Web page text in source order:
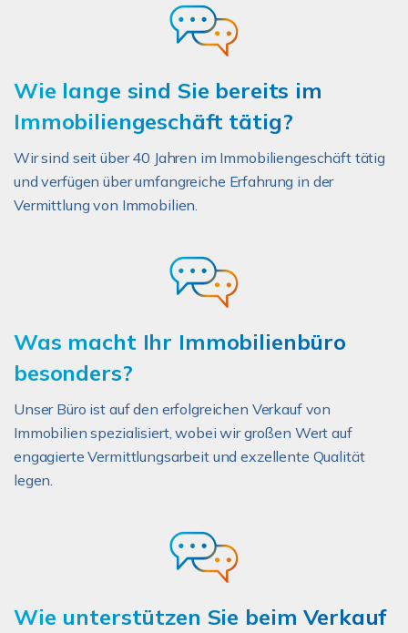
Wie lange sind Sie bereits im
Immobiliengeschäft tätig?
Wir sind seit über 40 Jahren im Immobiliengeschäft tätig
und verfügen über umfangreiche Erfahrung in der
Vermittlung von Immobilien.
Was macht Ihr Immobilienbüro
besonders?
Unser Büro ist auf den erfolgreichen Verkauf von
Immobilien spezialisiert, wobei wir großen Wert auf
engagierte Vermittlungsarbeit und exzellente Qualität
legen.
Wie unterstützen Sie beim Verkauf